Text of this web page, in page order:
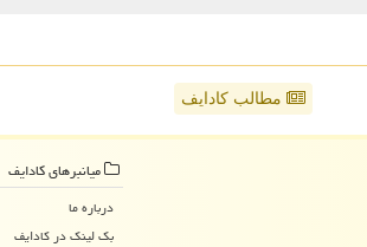
مطالب کادایف
میانبرهای كادایف
درباره ما
بک لینک در كادایف